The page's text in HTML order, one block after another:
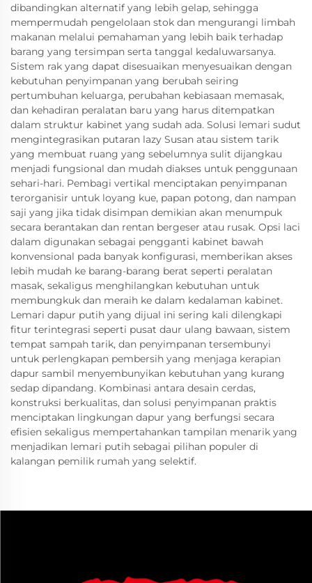
dibandingkan alternatif yang lebih gelap, sehingga
mempermudah pengelolaan stok dan mengurangi limbah
makanan melalui pemahaman yang lebih baik terhadap
barang yang tersimpan serta tanggal kedaluwarsanya.
Sistem rak yang dapat disesuaikan menyesuaikan dengan
kebutuhan penyimpanan yang berubah seiring
pertumbuhan keluarga, perubahan kebiasaan memasak,
dan kehadiran peralatan baru yang harus ditempatkan
dalam struktur kabinet yang sudah ada. Solusi lemari sudut
mengintegrasikan putaran lazy Susan atau sistem tarik
yang membuat ruang yang sebelumnya sulit dijangkau
menjadi fungsional dan mudah diakses untuk penggunaan
sehari-hari. Pembagi vertikal menciptakan penyimpanan
terorganisir untuk loyang kue, papan potong, dan nampan
saji yang jika tidak disimpan demikian akan menumpuk
secara berantakan dan rentan bergeser atau rusak. Opsi laci
dalam digunakan sebagai pengganti kabinet bawah
konvensional pada banyak konfigurasi, memberikan akses
lebih mudah ke barang-barang berat seperti peralatan
masak, sekaligus menghilangkan kebutuhan untuk
membungkuk dan meraih ke dalam kedalaman kabinet.
Lemari dapur putih yang dijual ini sering kali dilengkapi
fitur terintegrasi seperti pusat daur ulang bawaan, sistem
tempat sampah tarik, dan penyimpanan tersembunyi
untuk perlengkapan pembersih yang menjaga kerapian
dapur sambil menyembunyikan kebutuhan yang kurang
sedap dipandang. Kombinasi antara desain cerdas,
konstruksi berkualitas, dan solusi penyimpanan praktis
menciptakan lingkungan dapur yang berfungsi secara
efisien sekaligus mempertahankan tampilan menarik yang
menjadikan lemari putih sebagai pilihan populer di
kalangan pemilik rumah yang selektif.